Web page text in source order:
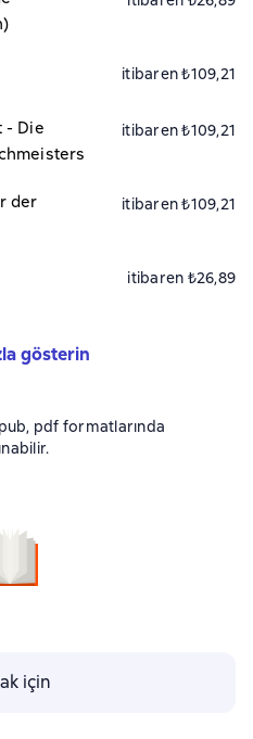
itibaren ₺109,21
- Die
itibaren ₺109,21
der
itibaren ₺109,21
itibaren ₺26,89
gösterin
pdf formatlarında
için